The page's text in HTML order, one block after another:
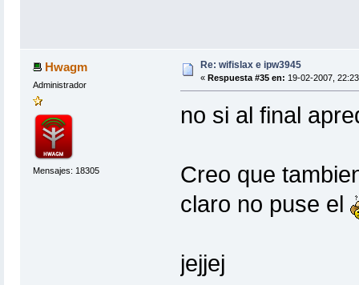
Hwagm
Administrador
Mensajes: 18305
Re: wifislax e ipw3945
« Respuesta #35 en: 19-02-2007,
no si al final
Creo que
claro no puse el
jejjej